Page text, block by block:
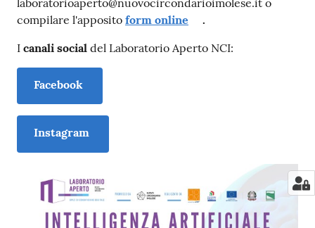
laboratorioaperto@nuovocircondarioimolese.it o
compilare l'apposito form online
.
I canali social del Laboratorio Aperto NCI:
Facebook
Instagram